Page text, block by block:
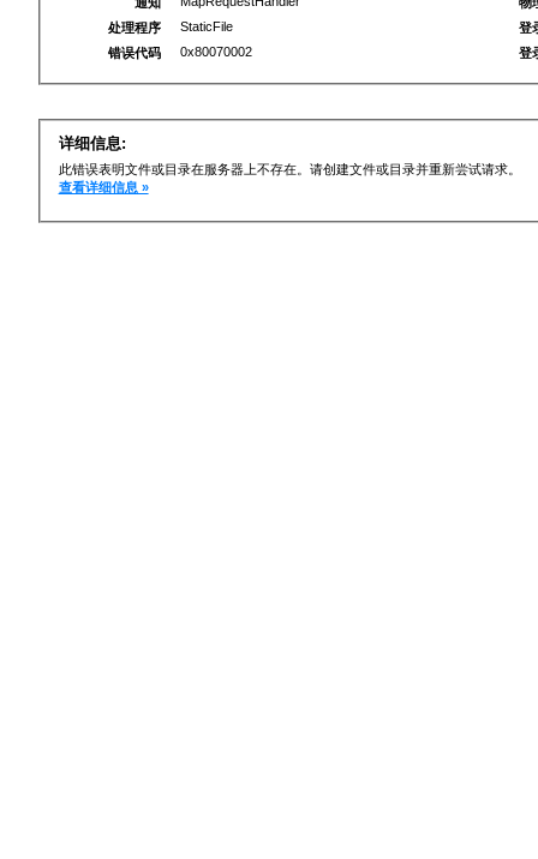
处理程序
StaticFile
错误代码
0x80070002
登
登
详细信息:
此错误表明文件或目录在服务器上不存在。请创建文件或目录并重新尝试请求。
查看详细信息 »